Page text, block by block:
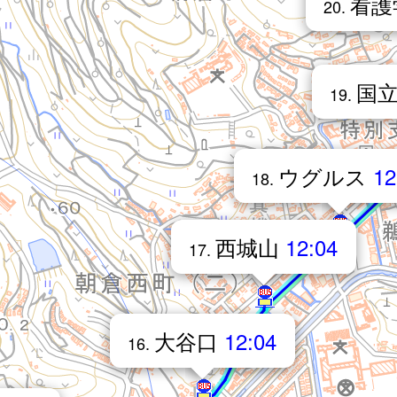
20.
19. 国
18. ウグルス
17. 西城山 12:04
16. 大谷口 12:04